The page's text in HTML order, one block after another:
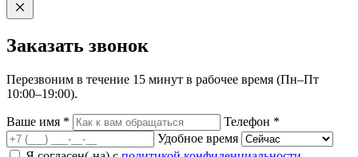
Заказать звонок
Перезвоним в течение 15 минут в рабочее время (Пн–Пт
10:00–19:00).
Ваше имя * Телефон *
Удобное время